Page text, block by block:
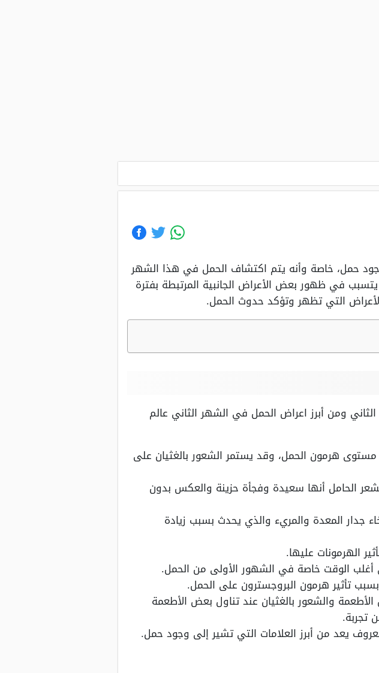
حمل، خاصة وأنه يتم اكتشاف الحمل في هذا الشهر
في ظهور بعض الأعراض الجانبية المرتبطة بفترة
التي تظهر وتؤكد حدوث الحمل.
ومن أبرز اعراض الحمل في الشهر الثاني عالم
مستوى هرمون الحمل، وقد يستمر الشعور بالغثيان على
الحامل أنها سعيدة وفجأة حزينة والعكس بدون
جدار المعدة والمريء والذي يحدث بسبب زيادة
الهرمونات عليها.
أغلب الوقت خاصة في الشهور الأولى من الحمل.
تأثير هرمون البروجسترون على الحمل.
والشعور بالغثيان عند تناول بعض الأطعمة
تجربة.
يعد من أبرز العلامات التي تشير إلى وجود حمل.